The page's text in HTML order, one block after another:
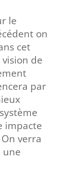
le
on
cet
de
par
impacte
verra
une